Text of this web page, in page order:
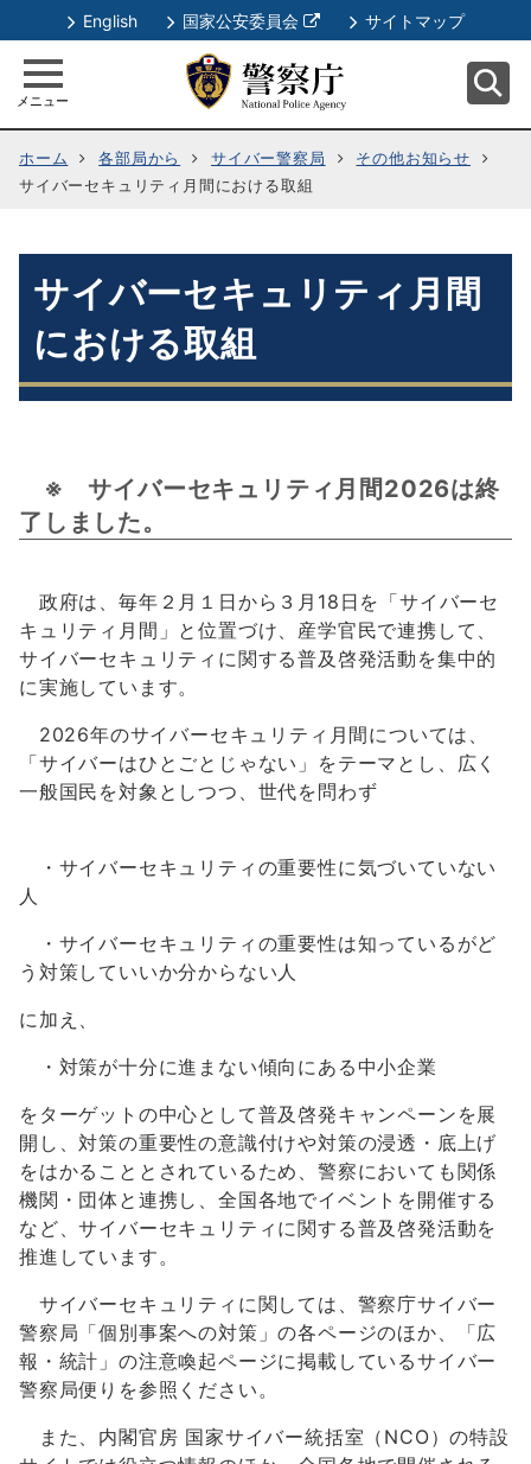
English 国家公安委員会
別
ウ
ィ
ン
ド
ウ
サイトマップ
メニュー
ホーム 各部局から サイバー警察局
その他お知らせ
サイバーセキュリティ月間における取組
サイバーセキュリティ月間
における取組
※ サイバーセキュリティ月間2026は終
了しました。
政府は、毎年２月１日から３月18日を「サイバーセ
キュリティ月間」と位置づけ、産学官民で連携して、
サイバーセキュリティに関する普及啓発活動を集中的
に実施しています。
2026年のサイバーセキュリティ月間については、
「サイバーはひとごとじゃない」をテーマとし、広く
一般国民を対象としつつ、世代を問わず
・サイバーセキュリティの重要性に気づいていない
人
・サイバーセキュリティの重要性は知っているがど
う対策していいか分からない人
に加え、
・対策が十分に進まない傾向にある中小企業
をターゲットの中心として普及啓発キャンペーンを展
開し、対策の重要性の意識付けや対策の浸透・底上げ
をはかることとされているため、警察においても関係
機関・団体と連携し、全国各地でイベントを開催する
など、サイバーセキュリティに関する普及啓発活動を
推進しています。
サイバーセキュリティに関しては、警察庁サイバー
警察局「個別事案への対策」の各ページのほか、「広
報・統計」の注意喚起ページに掲載しているサイバー
警察局便りを参照ください。
また、内閣官房 国家サイバー統括室（NCO）の特設